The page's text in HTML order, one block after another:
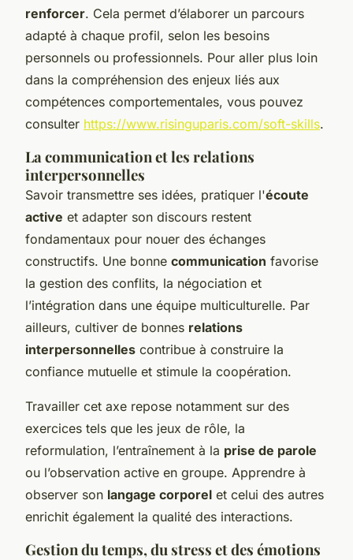
renforcer. Cela permet d’élaborer un parcours
adapté à chaque profil, selon les besoins
personnels ou professionnels. Pour aller plus loin
dans la compréhension des enjeux liés aux
compétences comportementales, vous pouvez
consulter https://www.risinguparis.com/soft-skills.
La communication et les relations
interpersonnelles
Savoir transmettre ses idées, pratiquer l'écoute
active et adapter son discours restent
fondamentaux pour nouer des échanges
constructifs. Une bonne communication favorise
la gestion des conflits, la négociation et
l’intégration dans une équipe multiculturelle. Par
ailleurs, cultiver de bonnes relations
interpersonnelles contribue à construire la
confiance mutuelle et stimule la coopération.
Travailler cet axe repose notamment sur des
exercices tels que les jeux de rôle, la
reformulation, l’entraînement à la prise de parole
ou l’observation active en groupe. Apprendre à
observer son langage corporel et celui des autres
enrichit également la qualité des interactions.
Gestion du temps, du stress et des émotions